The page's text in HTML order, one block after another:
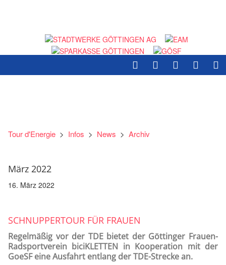
Tour d'Energie > Infos > News > Archiv
März 2022
16. März 2022
SCHNUPPERTOUR FÜR FRAUEN
Regelmäßig vor der TDE bietet der Göttinger Frauen-
Radsportverein biciKLETTEN in Kooperation mit der
GoeSF eine Ausfahrt entlang der TDE-Strecke an.